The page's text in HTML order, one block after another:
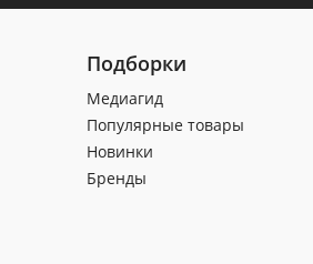
Подборки
Медиагид
Популярные товары
Новинки
Бренды